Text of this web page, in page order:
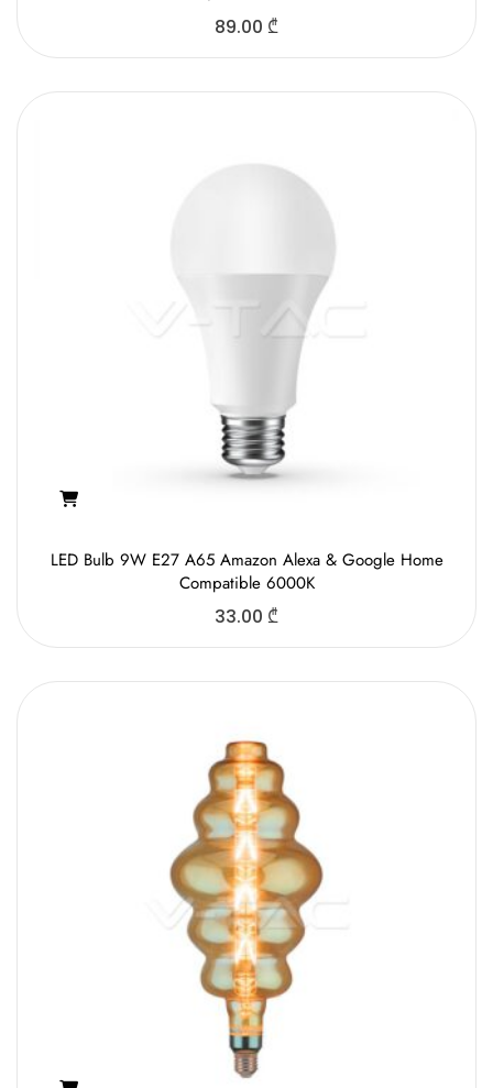
89.00 ₾
LED Bulb 9W E27 A65 Amazon Alexa & Google Home
Compatible 6000K
33.00 ₾